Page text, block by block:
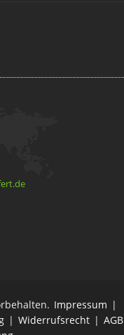
Impressum |
| Widerrufsrecht | AGB